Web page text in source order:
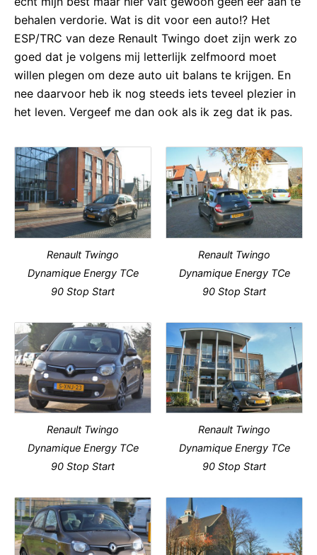
behalen verdorie. Wat is dit voor een auto!? Het
ESP/TRC van deze Renault Twingo doet zijn werk zo
goed dat je volgens mij letterlijk zelfmoord moet
willen plegen om deze auto uit balans te krijgen. En
nee daarvoor heb ik nog steeds iets teveel plezier in
het leven. Vergeef me dan ook als ik zeg dat ik pas.
Renault Twingo
Dynamique Energy TCe
90 Stop Start
Renault Twingo
Dynamique Energy TCe
90 Stop Start
Renault Twingo
Dynamique Energy TCe
90 Stop Start
Renault Twingo
Dynamique Energy TCe
90 Stop Start